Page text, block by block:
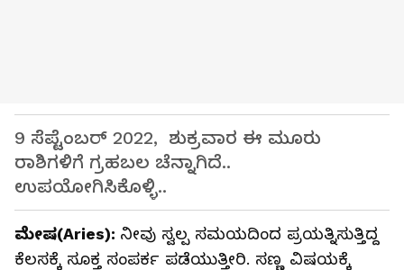
9 ಸೆಪ್ಟೆಂಬರ್ 2022, ಶುಕ್ರವಾರ ಈ ಮೂರು
ರಾಶಿಗಳಿಗೆ ಗ್ರಹಬಲ ಚೆನ್ನಾಗಿದೆ..
ಉಪಯೋಗಿಸಿಕೊಳ್ಳಿ..
ಮೇಷ(Aries): ನೀವು ಸ್ವಲ್ಪ ಸಮಯದಿಂದ ಪ್ರಯತ್ನಿಸುತ್ತಿದ್ದ
ಕೆಲಸಕ್ಕೆ ಸೂಕ್ತ ಸಂಪರ್ಕ ಪಡೆಯುತ್ತೀರಿ. ಸಣ್ಣ ವಿಷಯಕ್ಕೆ